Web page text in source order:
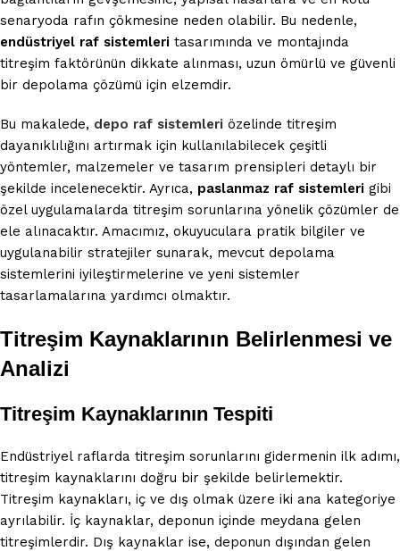
senaryoda rafın çökmesine neden olabilir. Bu nedenle,
endüstriyel raf sistemleri tasarımında ve montajında
titreşim faktörünün dikkate alınması, uzun ömürlü ve güvenli
bir depolama çözümü için elzemdir.
Bu makalede, depo raf sistemleri özelinde titreşim
dayanıklılığını artırmak için kullanılabilecek çeşitli
yöntemler, malzemeler ve tasarım prensipleri detaylı bir
şekilde incelenecektir. Ayrıca, paslanmaz raf sistemleri gibi
özel uygulamalarda titreşim sorunlarına yönelik çözümler de
ele alınacaktır. Amacımız, okuyuculara pratik bilgiler ve
uygulanabilir stratejiler sunarak, mevcut depolama
sistemlerini iyileştirmelerine ve yeni sistemler
tasarlamalarına yardımcı olmaktır.
Titreşim Kaynaklarının Belirlenmesi ve
Analizi
Titreşim Kaynaklarının Tespiti
Endüstriyel raflarda titreşim sorunlarını gidermenin ilk adımı,
titreşim kaynaklarını doğru bir şekilde belirlemektir.
Titreşim kaynakları, iç ve dış olmak üzere iki ana kategoriye
ayrılabilir. İç kaynaklar, deponun içinde meydana gelen
titreşimlerdir. Dış kaynaklar ise, deponun dışından gelen